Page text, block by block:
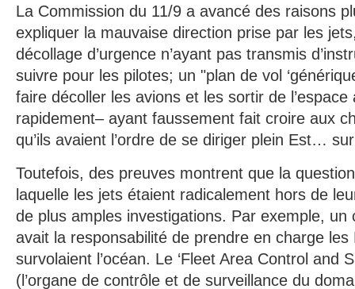
La Commission du 11/9 a avancé des raisons
expliquer la mauvaise direction prise par les
décollage d’urgence n’ayant pas transmis
suivre pour les pilotes; un "plan de vol
faire décoller les avions et les sortir de l’espace
rapidement– ayant faussement fait croire aux
qu’ils avaient l’ordre de se diriger plein Est…
Toutefois, des preuves montrent que la
laquelle les jets étaient radicalement hors de
de plus amples investigations. Par exemple, un
avait la responsabilité de prendre en charge les
survolaient l’océan. Le ‘Fleet Area Control and
(l’organe de contrôle et de surveillance du